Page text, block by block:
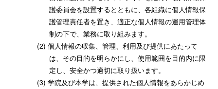
護委員会を設置するとともに、各組織に個人情報保
護管理責任者を置き、適正な個人情報の運用管理体
制の下で、業務に取り組みます。
個人情報の収集、管理、利用及び提供にあたって
は、その目的を明らかにし、使用範囲を目的内に限
定し、安全かつ適切に取り扱います。
学院及び本学は、提供された個人情報をあらかじめ